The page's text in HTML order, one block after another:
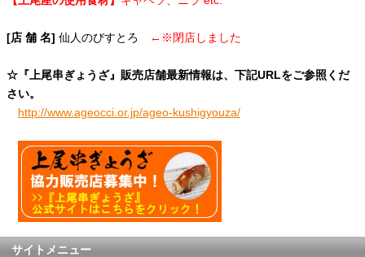
[店 舗 名] 仙人のびすとろ ←※閉店しました
☆『上尾串ぎょうざ』販売店舗最新情報は、下記URLをご参照くだ
さい。
http://www.ageocci.or.jp/ageo-kushigyouza/
サイトメニュー